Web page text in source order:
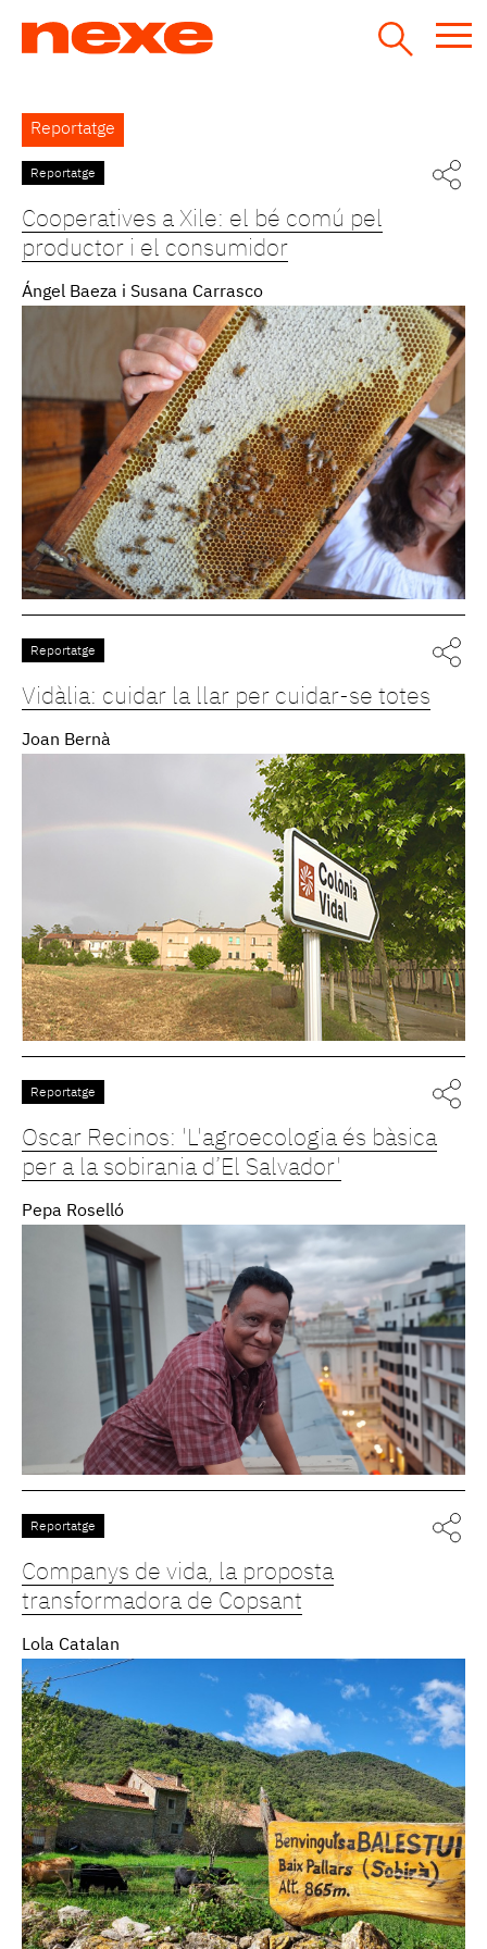
Back
to
top
Reportatge
Reportatge
Cooperatives a Xile: el bé comú pel
productor i el consumidor
Ángel Baeza i Susana Carrasco
Reportatge
Vidàlia: cuidar la llar per cuidar-se totes
Joan Bernà
Reportatge
Oscar Recinos: 'L'agroecologia és bàsica
per a la sobirania d’El Salvador'
Pepa Roselló
Reportatge
Companys de vida, la proposta
transformadora de Copsant
Lola Catalan
Pàgines